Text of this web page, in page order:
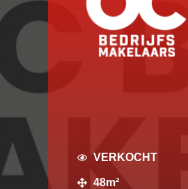
VERKOCHT
48m²